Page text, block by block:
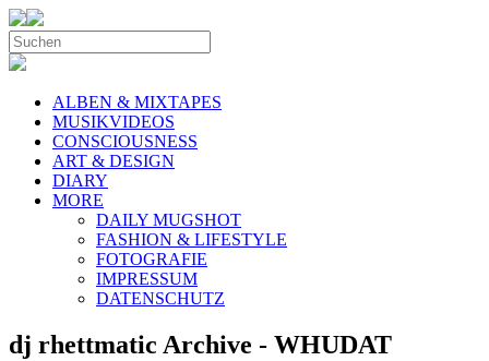
ALBEN & MIXTAPES
MUSIKVIDEOS
CONSCIOUSNESS
ART & DESIGN
DIARY
MORE
DAILY MUGSHOT
FASHION & LIFESTYLE
FOTOGRAFIE
IMPRESSUM
DATENSCHUTZ
dj rhettmatic Archive - WHUDAT